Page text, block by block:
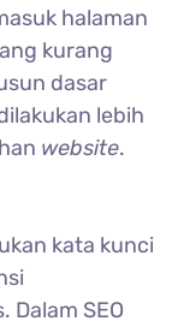
halaman
kurang
dasar
lebih
website.
kata kunci
Dalam SEO